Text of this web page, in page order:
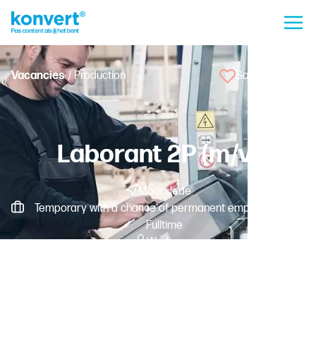
Vacancies/ Production Save vacancy
Laborant 2P (m/v)
Moorslede
Temporary with a chance of permanent employment -
Fulltime
Worker